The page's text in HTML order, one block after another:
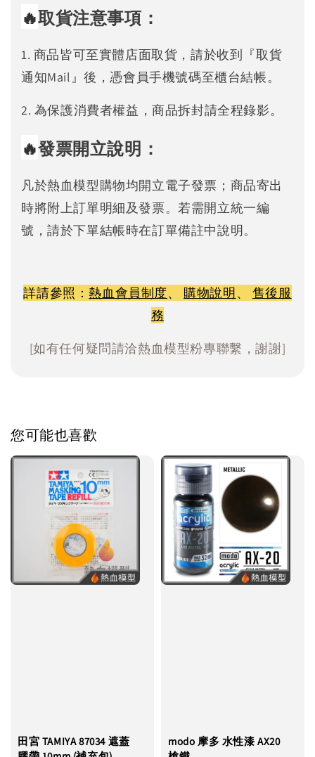
🔥取貨注意事項：
1. 商品皆可至實體店面取貨，請於收到『取貨
通知Mail』後，憑會員手機號碼至櫃台結帳。
2. 為保護消費者權益，商品拆封請全程錄影。
🔥發票開立說明：
凡於熱血模型購物均開立電子發票；商品寄出
時將附上訂單明細及發票。若需開立統一編
號，請於下單結帳時在訂單備註中說明。
詳請參照：熱血會員制度、 購物說明、 售後服
務
[如有任何疑問請洽熱血模型粉專聯繫，謝謝]
您可能也喜歡
田宮 TAMIYA 87034 遮蓋
modo 摩多 水性漆 AX20